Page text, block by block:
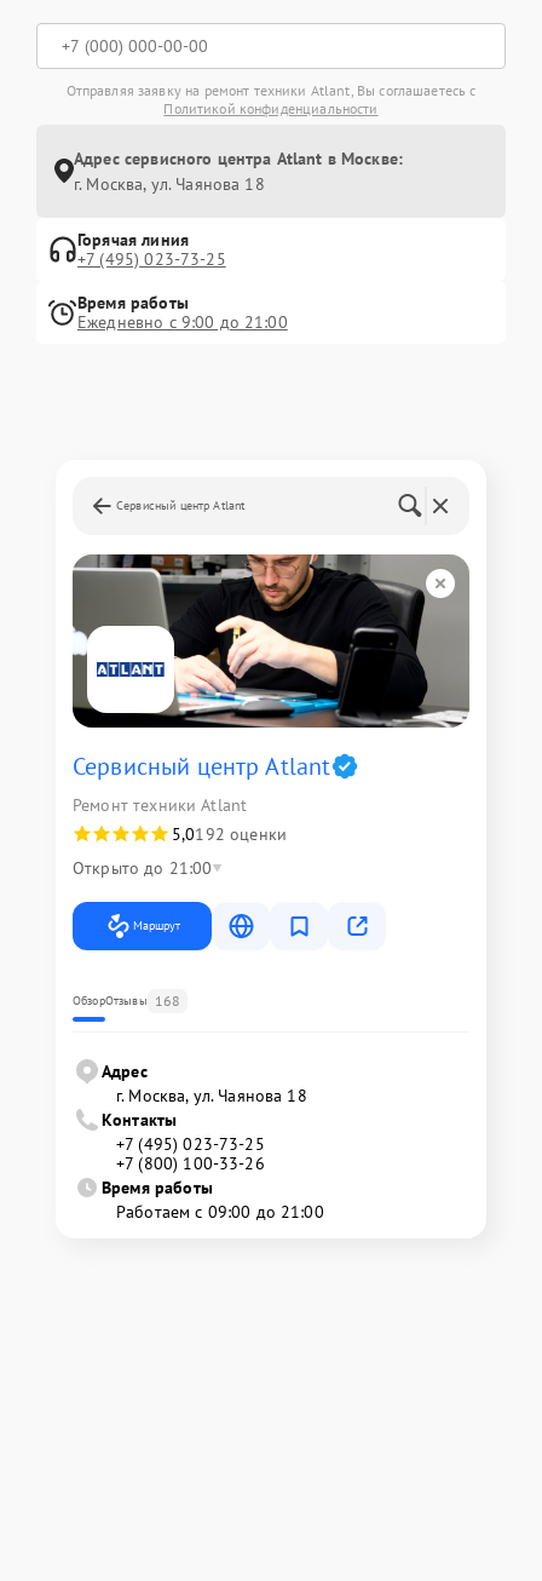
Отправляя заявку на ремонт техники Atlant, Вы соглашаетесь с
Политикой конфиденциальности
Адрес сервисного центра Atlant в Москве:
г. Москва, ул. Чаянова 18
Горячая линия
+7 (495) 023-73-25
Время работы
Ежедневно с 9:00 до 21:00
Сервисный центр Atlant
Сервисный центр Atlant
Ремонт техники Atlant
5,0192 оценки
Открыто до 21:00
Маршрут
ОбзорОтзывы 168
Адрес
г. Москва, ул. Чаянова 18
Контакты
+7 (495) 023-73-25
+7 (800) 100-33-26
Время работы
Работаем с 09:00 до 21:00